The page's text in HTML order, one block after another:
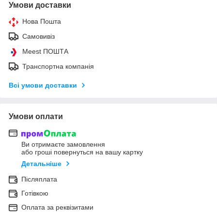
Умови доставки
Нова Пошта
Самовивіз
Meest ПОШТА
Транспортна компанія
Всі умови доставки
Умови оплати
Ви отримаєте замовлення
або гроші повернуться на вашу картку
Детальніше
Післяплата
Готівкою
Оплата за реквізитами